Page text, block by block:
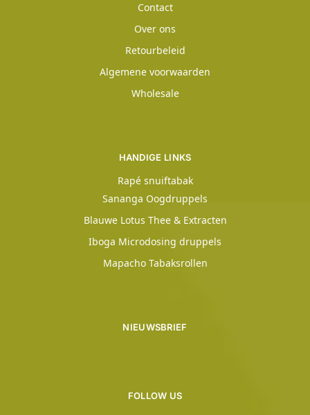
Contact
Over ons
Retourbeleid
Algemene voorwaarden
Wholesale
HANDIGE LINKS
Rapé snuiftabak
Sananga Oogdruppels
Blauwe Lotus Thee & Extracten
Iboga Microdosing druppels
Mapacho Tabaksrollen
NIEUWSBRIEF
FOLLOW US